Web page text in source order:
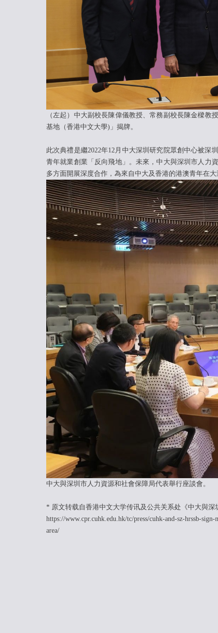
（左起）中大副校長陳偉儀教授、常務副校長陳金樑
基地（香港中文大學)」揭牌。
此次典禮是繼2022年12月中大深圳研究院眾創中心被
青年就業創業「反向飛地」。未來，中大與深圳市人力
多方面開展深度合作，為來自中大及香港的港澳青年在
中大與深圳市人力資源和社會保障局代表舉行座談會。
* 原文转载自香港中文大学传讯及公共关系处《中大與
https://www.cpr.cuhk.edu.hk/tc/press/cuhk-and-sz-hrssb-
area/